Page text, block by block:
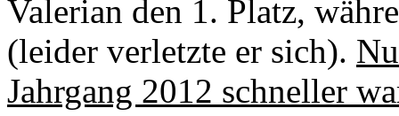
Valerian den 1. Platz,
(leider verletzte er sich).
Jahrgang 2012 schneller